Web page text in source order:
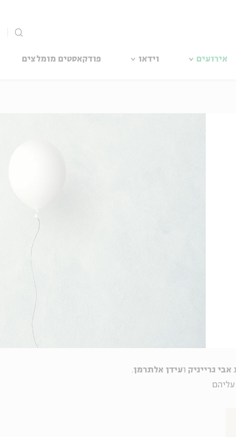
אירועים וידאו פודקאסטים מומלצים
אבי גרייניק ועידן אלתרמן.
עליהם